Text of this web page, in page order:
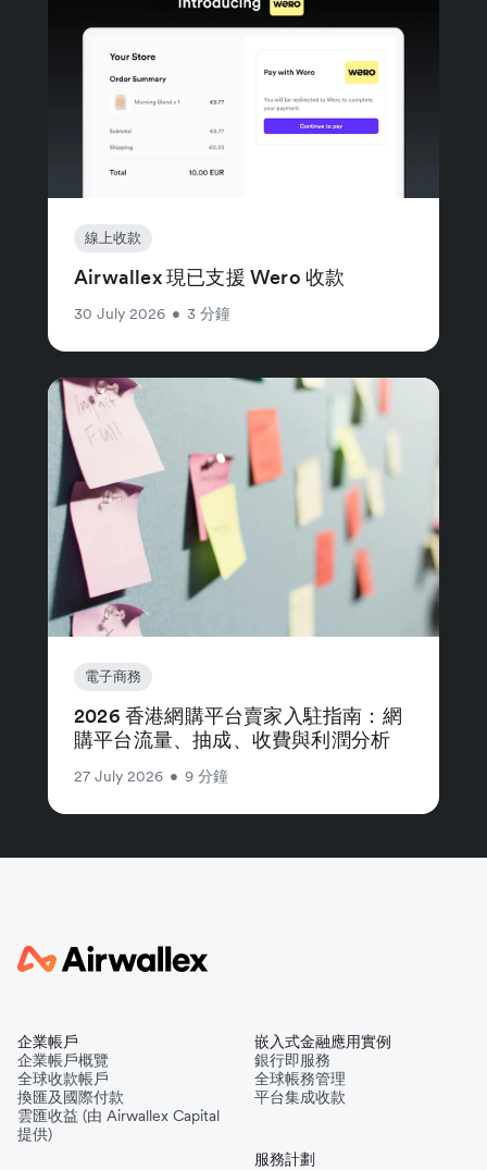
線上收款
Airwallex 現已支援 Wero 收款
30 July 2026 • 3 分鐘
電子商務
2026 香港網購平台賣家入駐指南：網
購平台流量、抽成、收費與利潤分析
27 July 2026 • 9 分鐘
企業帳戶
企業帳戶概覽
全球收款帳戶
換匯及國際付款
雲匯收益 (由 Airwallex Capital
提供)
嵌入式金融應用實例
銀行即服務
全球帳務管理
平台集成收款
服務計劃